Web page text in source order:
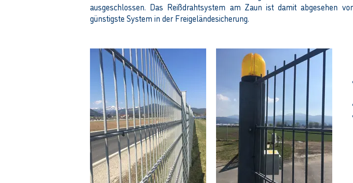
ausgeschlossen. Das Reißdrahtsystem am Zaun ist damit abgesehen
günstigste System in der Freigeländesicherung.